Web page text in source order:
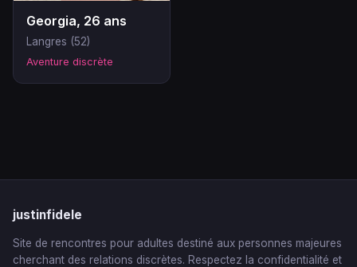
Georgia, 26 ans
Langres (52)
Aventure discrète
justinfidele
Site de rencontres pour adultes destiné aux personnes majeures
cherchant des relations discrètes. Respectez la confidentialité et